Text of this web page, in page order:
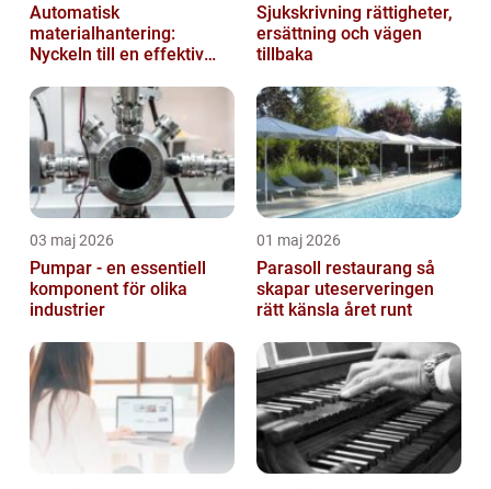
Automatisk
materialhantering:
Nyckeln till en effektiv
Sjukskrivning rättigheter,
ersättning och vägen
tillbaka
03 maj 2026
Pumpar - en essentiell
komponent för olika
industrier
01 maj 2026
Parasoll restaurang så
skapar uteserveringen
rätt känsla året runt